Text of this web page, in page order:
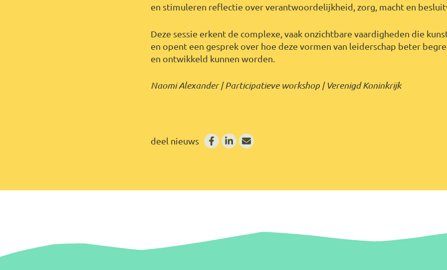
en stimuleren reflectie over verantwoordelijkheid, zorg, macht en
Deze sessie erkent de complexe, vaak onzichtbare vaardigheden die
en opent een gesprek over hoe deze vormen van leiderschap beter
en ontwikkeld kunnen worden.
Naomi Alexander | Participatieve workshop | Verenigd Koninkrijk
deel nieuws